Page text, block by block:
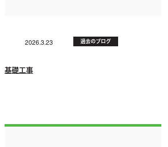
2026.3.23 過去のブログ
基礎工事